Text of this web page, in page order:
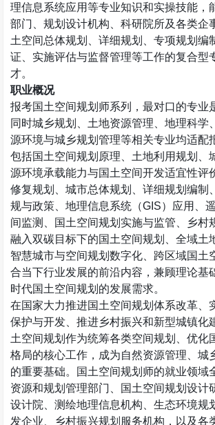
理信息系统应用等专业知识和实操技能，
部门、规划设计机构、科研院所及各类企
土空间总体规划、详细规划、专项规划编
证、实施评估与监督管理等工作的复合型
才。
职业概况
报考国土空间规划师系列，最对口的专业
同时城乡规划、土地资源管理、地理科学
源环境与城乡规划管理等相关专业均适配
包括国土空间规划原理、土地利用规划、
源环境承载能力与国土空间开发适宜性评
修复规划、城市总体规划、详细规划编制
规与政策、地理信息系统（GIS）应用、
间监测、国土空间规划实施与监管、乡村
融入双碳目标下的国土空间规划、全域土
智慧城市与空间规划数字化、跨区域国土
合当下行业发展的前沿内容，兼顾理论基
时代国土空间规划的发展需求。
在国家大力推进国土空间规划体系改革、
保护与开发、推进乡村振兴和新型城镇化
土空间规划作为统筹各类空间规划、优化
格局的核心工作，成为自然资源管理、城
的重要基础。国土空间规划师的就业领域
资源和规划管理部门、国土空间规划设计
设计院、测绘地理信息机构、生态环境规
发企业、乡村振兴规划服务机构，以及各